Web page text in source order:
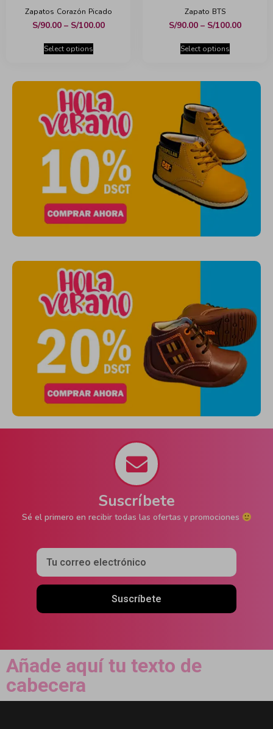
Zapatos Corazón Picado
S/90.00– S/100.00
Select options
Zapato BTS
S/90.00– S/100.00
Select options
Suscríbete
Sé el primero en recibir todas las ofertas y promociones
Suscríbete
Añade aquí tu texto de
cabecera